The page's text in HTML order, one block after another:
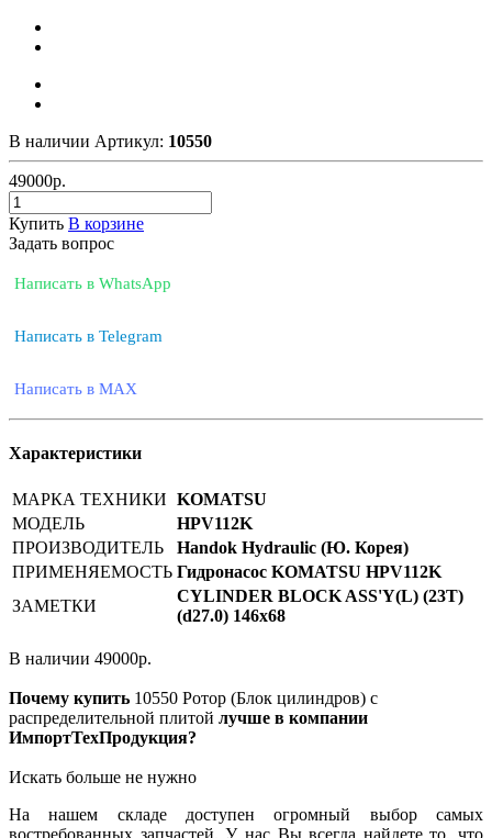
В наличии Артикул: 10550
49000р.
Купить В корзине
Задать вопрос
Написать в WhatsApp
Написать в Telegram
Написать в MAX
Характеристики
МАРКА ТЕХНИКИ KOMATSU
МОДЕЛЬ
HPV112K
ПРОИЗВОДИТЕЛЬ
Handok Hydraulic (Ю. Корея)
ПРИМЕНЯЕМОСТЬ Гидронасос KOMATSU HPV112K
ЗАМЕТКИ
CYLINDER BLOCK ASS'Y(L) (23T)
(d27.0) 146x68
В наличии 49000р.
Почему купить 10550 Ротор (Блок цилиндров) с
распределительной плитой лучше в компании
ИмпортТехПродукция?
Искать больше не нужно
На нашем складе доступен огромный выбор самых